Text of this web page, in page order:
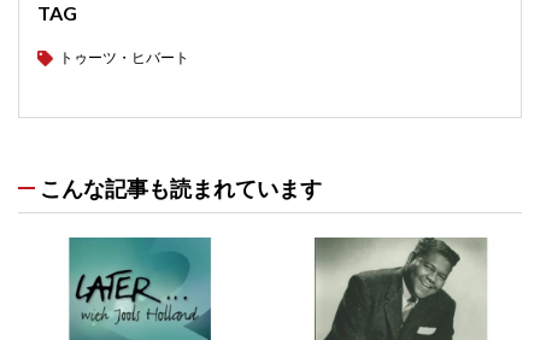
TAG
トゥーツ・ヒバート
こんな記事も読まれています